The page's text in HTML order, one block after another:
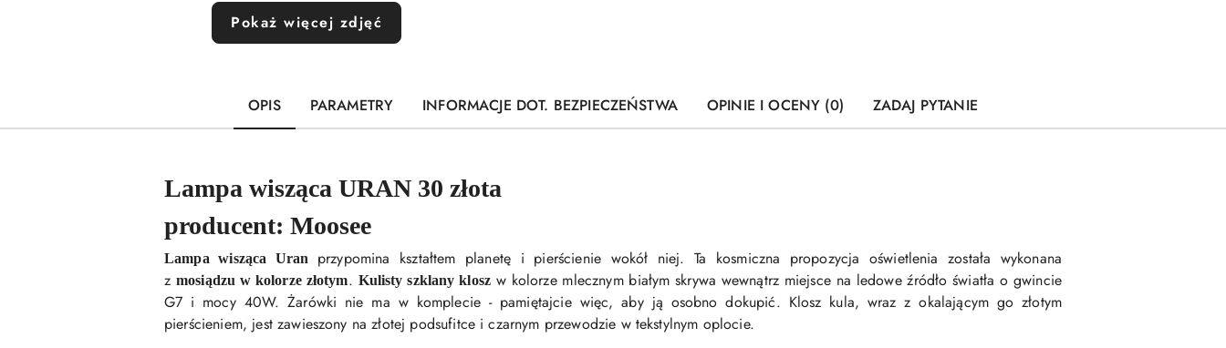
Pokaż więcej zdjęć
OPIS PARAMETRY INFORMACJE DOT. BEZPIECZEŃSTWA OPINIE I OCENY (0) ZADAJ PYTANIE
Lampa wisząca URAN 30 złota
producent: Moosee
Lampa wisząca Uran przypomina kształtem planetę i pierścienie wokół niej. Ta kosmiczna propozycja oświetlenia została wykonana
z mosiądzu w kolorze złotym. Kulisty szklany klosz w kolorze mlecznym białym skrywa wewnątrz miejsce na ledowe źródło światła o gwincie
G7 i mocy 40W. Żarówki nie ma w komplecie - pamiętajcie więc, aby ją osobno dokupić. Klosz kula, wraz z okalającym go złotym
pierścieniem, jest zawieszony na złotej podsufitce i czarnym przewodzie w tekstylnym oplocie.